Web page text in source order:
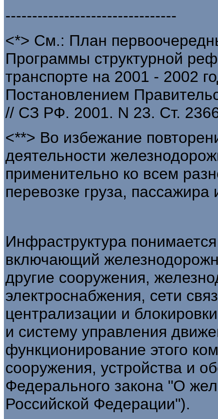
--------------------------------
<*> См.: План
Программы структурной
транспорте на 2001 - 2002
Постановлением
// СЗ РФ. 2001. N 23. Ст.
<**> Во избежание
деятельности
применительно ко всем
перевозке груза, пассажира
Инфраструктура
включающий
другие сооружения,
электроснабжения, сети
централизации и
и систему управления
функционирование этого
сооружения, устройства и
Федерального закона "О
Российской Федерации").